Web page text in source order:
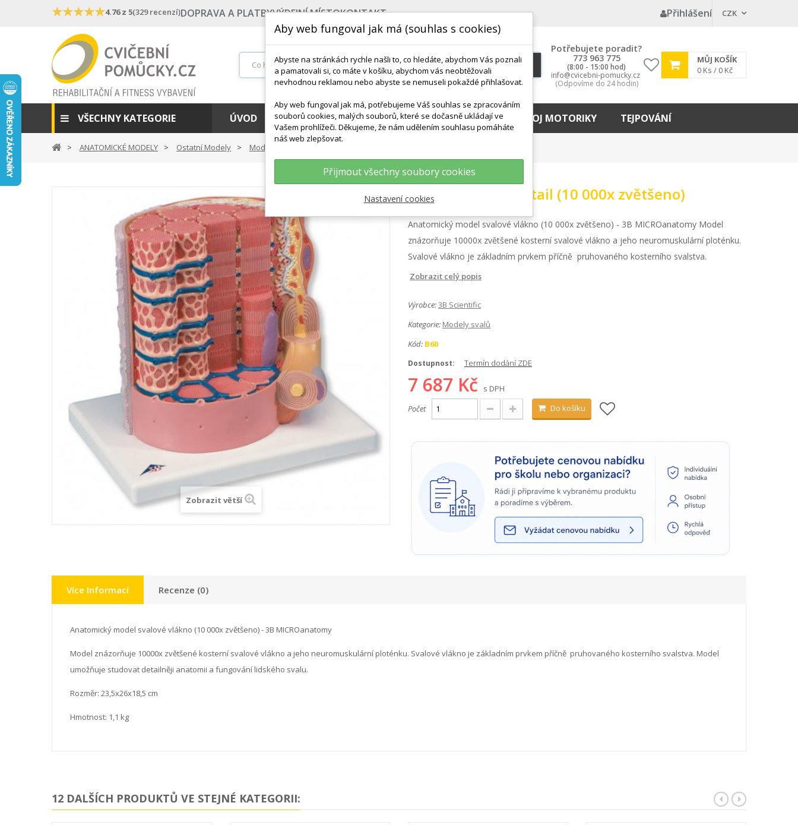
★★★★★4.76 z 5(329 recenzí)DOPRAVA A PLATBYVÝDEJNÍ MÍSTOKONTAKT Přihlášení CZK
Potřebujete poradit?
773 963 775
(8:00 - 15:00 hod)
info@cvicebni-pomucky.cz
(Odpovíme do 24 hodin)
My
wishlist
MŮJ KOŠÍK
0 Ks / 0 Kč
VŠECHNY KATEGORIE ÚVOD NEJPRODÁVANĚJŠÍ POMŮCKY DO VODY ROZVOJ MOTORIKY TEJPOVÁNÍ
ANATOMICKÉ MODELY Ostatní Modely Modely Svalů
Zobrazit větší
Svalové vlákno detail (10 000x zvětšeno)
Anatomický model svalové vlákno (10 000x zvětšeno) - 3B MICROanatomy Model
znázorňuje 10000x zvětšené kosterní svalové vlákno a jeho neuromuskulární ploténku.
Svalové vlákno je základním prvkem příčně pruhovaného kosterního svalstva.
Zobrazit celý popis
Výrobce:3B Scientific
Kategorie: Modely svalů
Kód: B60
Dostupnost: Termín dodání ZDE
7 687 Kč
s DPH
Počet
Do košíku
Více Informací Recenze (0)
Anatomický model svalové vlákno (10 000x zvětšeno) - 3B MICROanatomy
Model znázorňuje 10000x zvětšené kosterní svalové vlákno a jeho neuromuskulární ploténku. Svalové vlákno je základním prvkem příčně pruhovaného kosterního svalstva. Model
umožňuje studovat detailněji anatomii a fungování lidského svalu.
Rozměr: 23,5x26x18,5 cm
Hmotnost: 1,1 kg
12 DALŠÍCH PRODUKTŮ VE STEJNÉ KATEGORII:
Aby web fungoval jak má (souhlas s cookies)
Abyste na stránkách rychle našli to, co hledáte, abychom Vás poznali
a pamatovali si, co máte v košíku, abychom vás neobtěžovali
nevhodnou reklamou nebo abyste se nemuseli pokaždé přihlašovat.
Aby web fungoval jak má, potřebujeme Váš souhlas se zpracováním
souborů cookies, malých souborů, které se dočasně ukládají ve
Vašem prohlížeči. Děkujeme, že nám udělením souhlasu pomáháte
náš web zlepšovat.
Přijmout všechny soubory cookies
Nastavení cookies